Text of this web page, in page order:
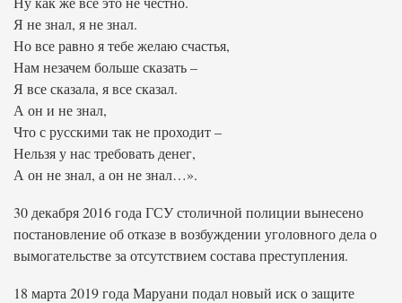
Я не знал, я не знал.
Но все равно я тебе желаю счастья,
Нам незачем больше сказать –
Я все сказала, я все сказал.
А он и не знал,
Что с русскими так не проходит –
Нельзя у нас требовать денег,
А он не знал, а он не знал…».
30 декабря 2016 года ГСУ столичной полиции вынесено
постановление об отказе в возбуждении уголовного дела о
вымогательстве за отсутствием состава преступления.
18 марта 2019 года Маруани подал новый иск о защите